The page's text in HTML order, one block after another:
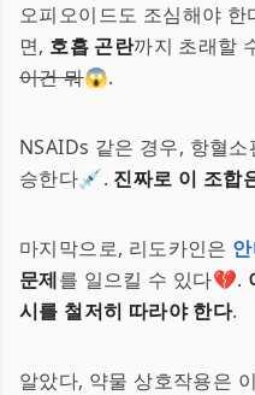
오피오이드도 조심해야 한
면, 호흡 곤란까지 초래할
이건 뭐😱.
NSAIDs 같은 경우, 항혈
승한다💉. 진짜로 이 조합
마지막으로, 리도카인은
문제를 일으킬 수 있다💔.
시를 철저히 따라야 한다.
알았다, 약물 상호작용은